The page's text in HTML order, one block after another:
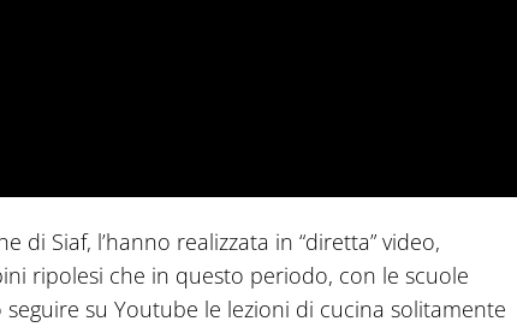
di Siaf, l’hanno realizzata in “diretta” video,
ripolesi che in questo periodo, con le scuole
su Youtube le lezioni di cucina solitamente